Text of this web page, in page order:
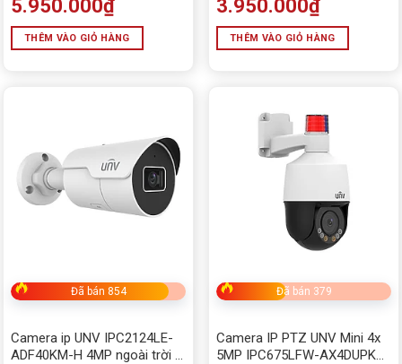
Movespeed
Năng Lượng Mặt Trời
Nhà Thông Minh
PHỤ KIỆN
SẠC LAPTOP - ADAPTER LCD
Seagate
5.950.000₫
THÊM VÀO GIỎ HÀNG
3.950.000₫
THÊM VÀO GIỎ HÀNG
Đã bán 854
Camera ip UNV IPC2124LE-
ADF40KM-H 4MP ngoài trời –
Đã bán 379
Camera IP PTZ UNV Mini 4x
5MP IPC675LFW-AX4DUPKC-